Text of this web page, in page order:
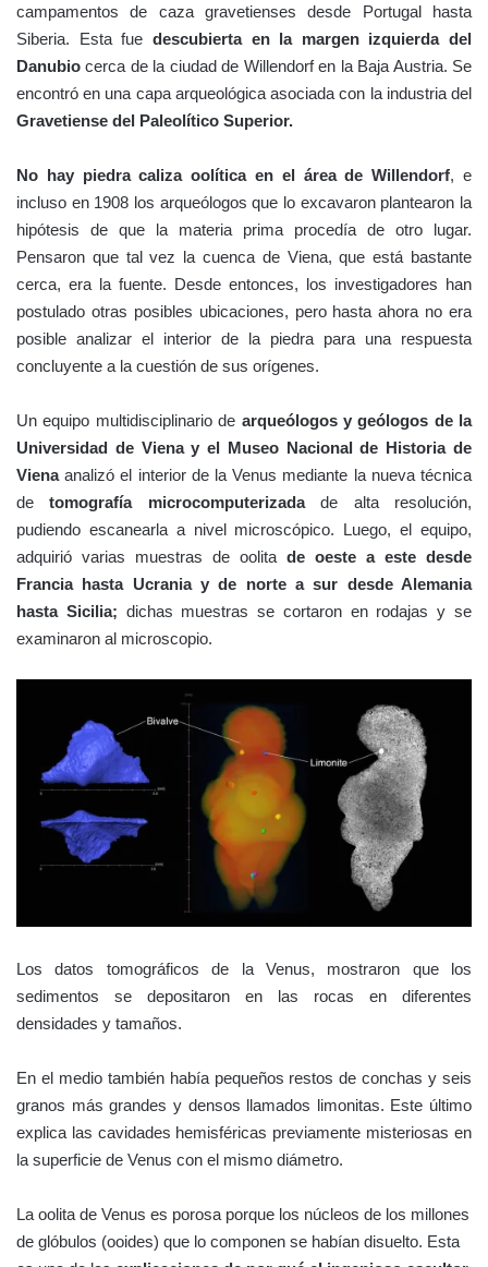
campamentos de caza gravetienses desde Portugal hasta
Siberia. Esta fue descubierta en la margen izquierda del
Danubio cerca de la ciudad de Willendorf en la Baja Austria. Se
encontró en una capa arqueológica asociada con la industria del
Gravetiense del Paleolítico Superior.
No hay piedra caliza oolítica en el área de Willendorf, e
incluso en 1908 los arqueólogos que lo excavaron plantearon la
hipótesis de que la materia prima procedía de otro lugar.
Pensaron que tal vez la cuenca de Viena, que está bastante
cerca, era la fuente. Desde entonces, los investigadores han
postulado otras posibles ubicaciones, pero hasta ahora no era
posible analizar el interior de la piedra para una respuesta
concluyente a la cuestión de sus orígenes.
Un equipo multidisciplinario de arqueólogos y geólogos de la
Universidad de Viena y el Museo Nacional de Historia de
Vienaanalizó el interior de la Venus mediante la nueva técnica
detomografía microcomputerizadade alta resolución,
pudiendo escanearla a nivel microscópico. Luego, el equipo,
adquirió varias muestras de oolita de oeste a este desde
Francia hasta Ucrania y de norte a sur desde Alemania
hasta Sicilia; dichas muestras se cortaron en rodajas y se
examinaron al microscopio.
Los datos tomográficos de la Venus, mostraron que los
sedimentos se depositaron en las rocas en diferentes
densidades y tamaños.
En el medio también había pequeños restos de conchas y seis
granos más grandes y densos llamados limonitas. Este último
explica las cavidades hemisféricas previamente misteriosas en
la superficie de Venus con el mismo diámetro.
La oolita de Venus es porosa porque los núcleos de los millones
de glóbulos (ooides) que lo componen se habían disuelto. Esta